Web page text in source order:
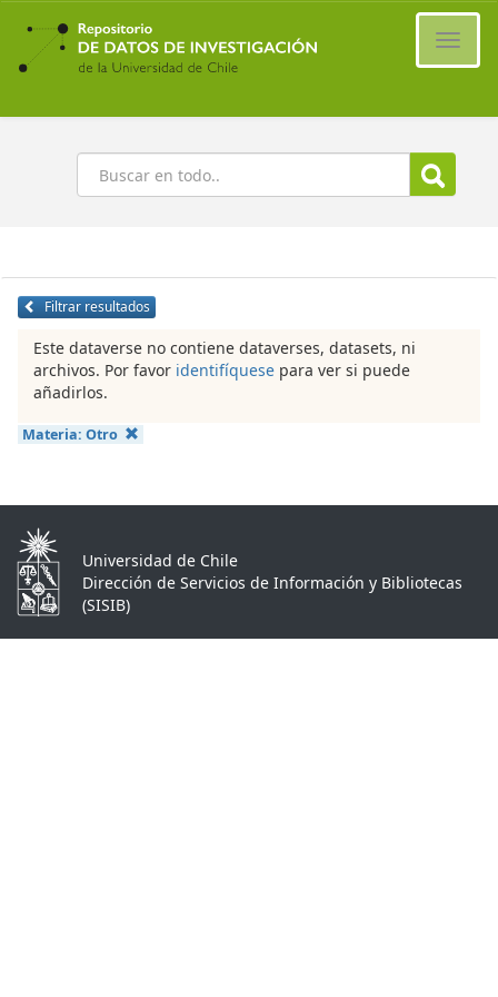
Ir
contenido
principal
Buscar
Filtrar resultados
Este dataverse no contiene dataverses, datasets, ni
archivos. Por favor identifíquese para ver si puede
añadirlos.
Materia: Otro
Universidad de Chile
Dirección de Servicios de Información y Bibliotecas
(SISIB)